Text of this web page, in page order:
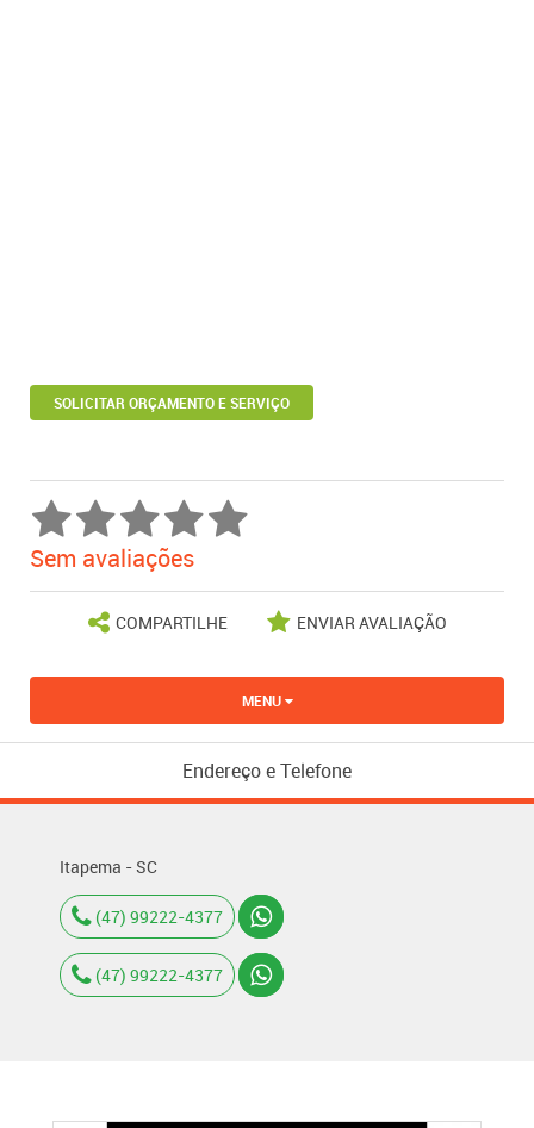
SOLICITAR ORÇAMENTO E SERVIÇO
Sem avaliações
COMPARTILHE ENVIAR AVALIAÇÃO
MENU
Endereço e Telefone
Itapema - SC
(47) 99222-4377
(47) 99222-4377